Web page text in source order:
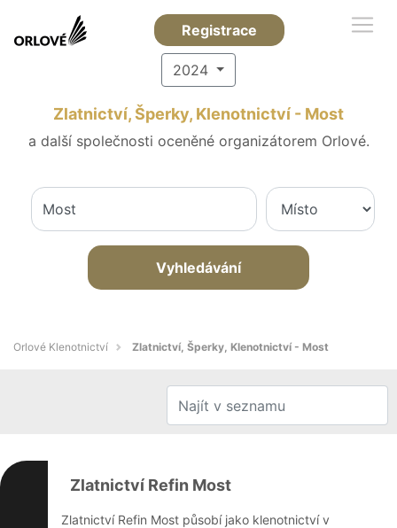
Registrace
2024
Zlatnictví, Šperky, Klenotnictví - Most
a další společnosti oceněné organizátorem Orlové.
Vyhledávání
Orlové Klenotnictví Zlatnictví, Šperky, Klenotnictví - Most
Zlatnictví Refin Most
Zlatnictví Refin Most působí jako klenotnictví v